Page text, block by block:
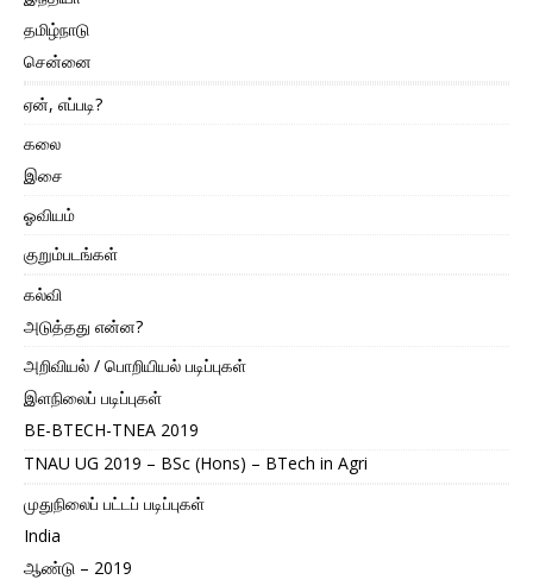
தமிழ்நாடு
சென்னை
ஏன், எப்படி?
கலை
இசை
ஓவியம்
குறும்படங்கள்
கல்வி
அடுத்தது என்ன?
அறிவியல் / பொறியியல் படிப்புகள்
இளநிலைப் படிப்புகள்
BE-BTECH-TNEA 2019
TNAU UG 2019 – BSc (Hons) – BTech in Agri
முதுநிலைப் பட்டப் படிப்புகள்
India
ஆண்டு – 2019